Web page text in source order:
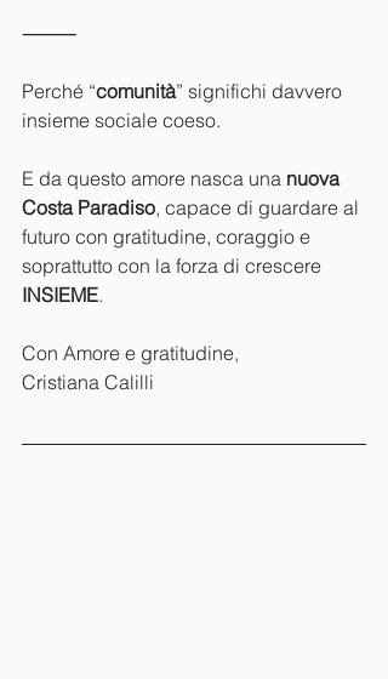
⸻
Perché “comunità” significhi davvero
insieme sociale coeso.
E da questo amore nasca una nuova
Costa Paradiso, capace di guardare al
futuro con gratitudine, coraggio e
soprattutto con la forza di crescere
INSIEME.
Con Amore e gratitudine,
Cristiana Calilli